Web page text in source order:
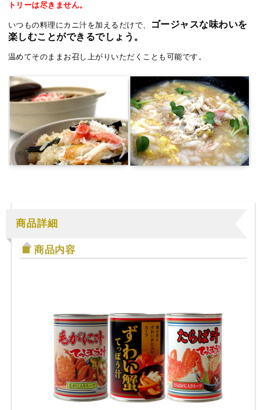
トリーは尽きません。
いつもの料理にカニ汁を加えるだけで、
ゴージャスな味わいを
楽しむことができるでしょう。
温めてそのままお召し上がりいただくことも可能です。
商品詳細
商品内容